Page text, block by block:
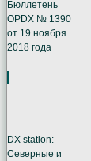
Бюллетень
OPDX № 1390
от 19 ноября
2018 года
DX station:
Северные и